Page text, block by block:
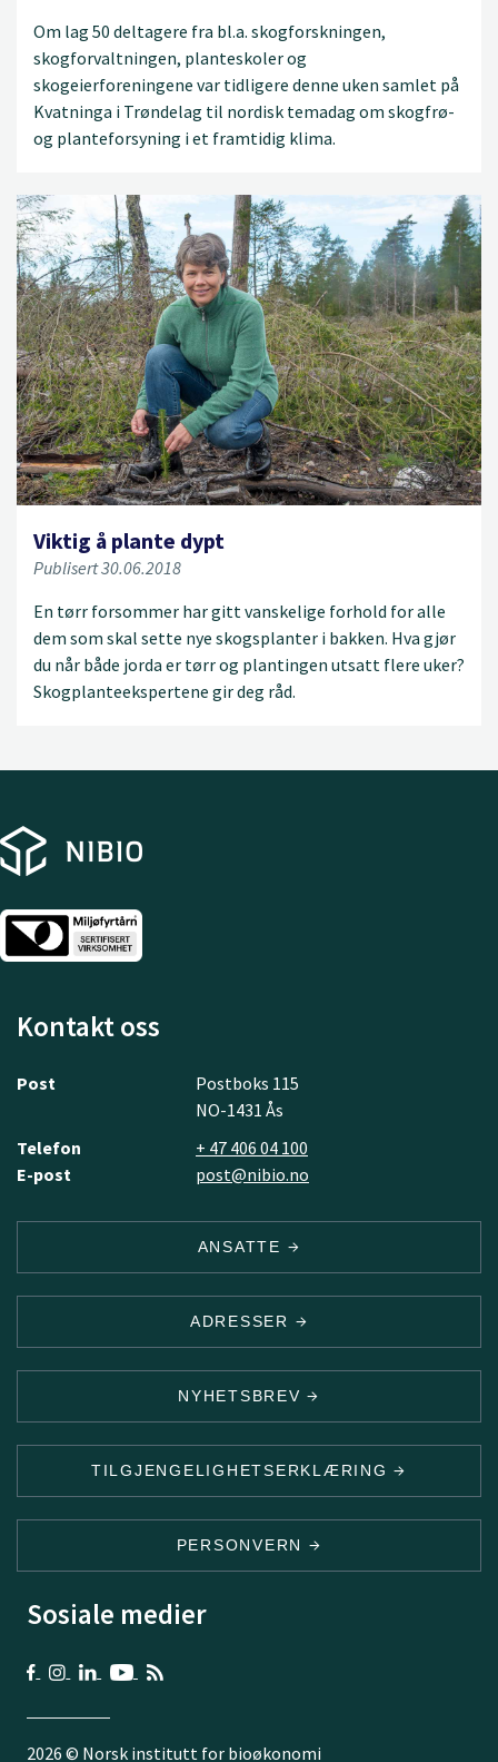
Om lag 50 deltagere fra bl.a. skogforskningen,
skogforvaltningen, planteskoler og
skogeierforeningene var tidligere denne uken samlet på
Kvatninga i Trøndelag til nordisk temadag om skogfrø-
og planteforsyning i et framtidig klima.
Viktig å plante dypt
Publisert 30.06.2018
En tørr forsommer har gitt vanskelige forhold for alle
dem som skal sette nye skogsplanter i bakken. Hva gjør
du når både jorda er tørr og plantingen utsatt flere uker?
Skogplanteekspertene gir deg råd.
Kontakt oss
Post
Postboks 115
NO-1431 Ås
Telefon
+ 47 406 04 100
E-post
post@nibio.no
ANSATTE
ADRESSER
NYHETSBREV
TILGJENGELIGHETSERKLÆRING
PERSONVERN
Sosiale medier
2026 © Norsk institutt for bioøkonomi